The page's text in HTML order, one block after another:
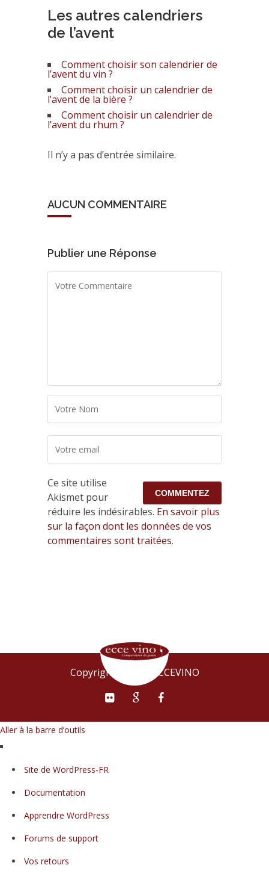
Les autres calendriers
de l’avent
Comment choisir son calendrier de
l’avent du vin ?
Comment choisir un calendrier de
l’avent de la bière ?
Comment choisir un calendrier de
l’avent du rhum ?
Il n’y a pas d’entrée similaire.
AUCUN COMMENTAIRE
Publier une Réponse
Ce site utilise
Akismet pour
réduire les indésirables. En savoir plus
sur la façon dont les données de vos
commentaires sont traitées.
Copyright © 2015 ECCEVINO
Aller à la barre d’outils
WordPress
Site de WordPress-FR
Documentation
Apprendre WordPress
Forums de support
Vos retours